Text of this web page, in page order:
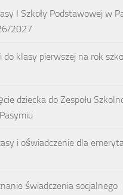
I Szkoły Podstawowej w
2027
do klasy pierwszej na rok
dziecka do Zespołu
i oświadczenie dla
świadczenia socjalnego